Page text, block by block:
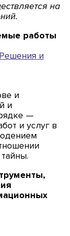
на
работы
Решения и
и
и
—
и услуг в